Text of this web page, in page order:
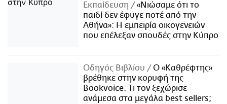
Εκπαίδευση
«Νιώσαμε ότι το
παιδί δεν έφυγε ποτέ από την
Αθήνα»: Η εμπειρία οικογενειών
που επέλεξαν σπουδές στην Κύπρο
Οδηγός Βιβλίου
Ο «Καθρέφτης»
βρέθηκε στην κορυφή της
Bookvoice. Τι τον ξεχώρισε
ανάμεσα στα μεγάλα best sellers;